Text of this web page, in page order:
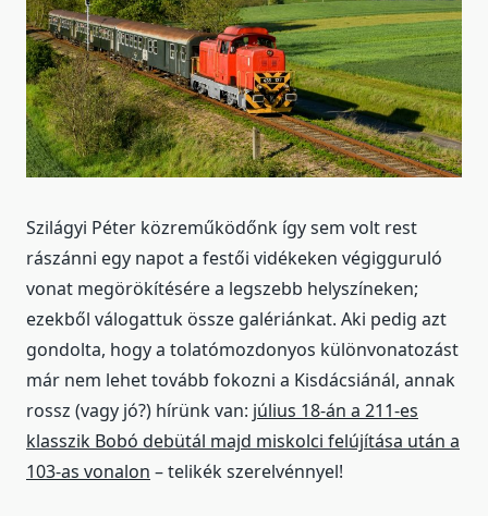
Szilágyi Péter közreműködőnk így sem volt rest
rászánni egy napot a festői vidékeken végigguruló
vonat megörökítésére a legszebb helyszíneken;
ezekből válogattuk össze galériánkat. Aki pedig azt
gondolta, hogy a tolatómozdonyos különvonatozást
már nem lehet tovább fokozni a Kisdácsiánál, annak
rossz (vagy jó?) hírünk van: július 18-án a 211-es
klasszik Bobó debütál majd miskolci felújítása után a
103-as vonalon – telikék szerelvénnyel!